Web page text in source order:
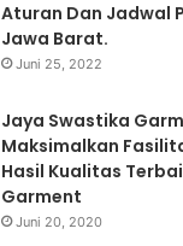
Aturan Dan Jadwal
Jawa Barat.
Juni 25, 2022
Jaya Swastika
Maksimalkan
Hasil Kualitas
Garment
Juni 20, 2020